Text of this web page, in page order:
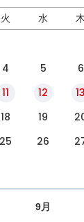
火 水 木
4 5 6
11 12 13
18 19
25 26
9月